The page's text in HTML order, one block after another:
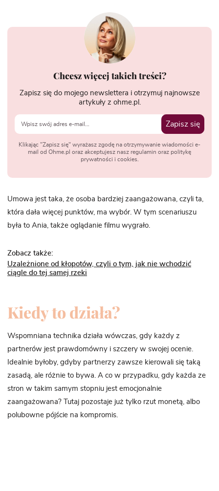
Chcesz więcej takich treści?
Zapisz się do mojego newslettera i otrzymuj najnowsze
artykuły z ohme.pl.
Zapisz się
Klikając "Zapisz się" wyrażasz zgodę na otrzymywanie wiadomości e-
mail od Ohme.pl oraz akceptujesz nasz regulamin oraz politykę
prywatności i cookies.
Umowa jest taka, że osoba bardziej zaangażowana, czyli ta,
która dała więcej punktów, ma wybór. W tym scenariuszu
była to Ania, także oglądanie filmu wygrało.
Zobacz także:
Uzależnione od kłopotów, czyli o tym, jak nie wchodzić
ciągle do tej samej rzeki
Kiedy to działa?
Wspomniana technika działa wówczas, gdy każdy z
partnerów jest prawdomówny i szczery w swojej ocenie.
Idealnie byłoby, gdyby partnerzy zawsze kierowali się taką
zasadą, ale różnie to bywa. A co w przypadku, gdy każda ze
stron w takim samym stopniu jest emocjonalnie
zaangażowana? Tutaj pozostaje już tylko rzut monetą, albo
polubowne pójście na kompromis.